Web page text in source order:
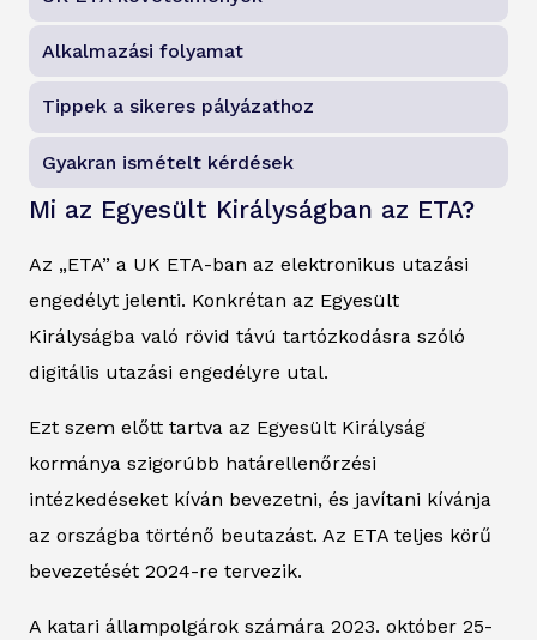
Alkalmazási folyamat
Tippek a sikeres pályázathoz
Gyakran ismételt kérdések
Mi az Egyesült Királyságban az ETA?
Az „ETA” a UK ETA-ban az elektronikus utazási
engedélyt jelenti. Konkrétan az Egyesült
Királyságba való rövid távú tartózkodásra szóló
digitális utazási engedélyre utal.
Ezt szem előtt tartva az Egyesült Királyság
kormánya szigorúbb határellenőrzési
intézkedéseket kíván bevezetni, és javítani kívánja
az országba történő beutazást. Az ETA teljes körű
bevezetését 2024-re tervezik.
A katari állampolgárok számára 2023. október 25-